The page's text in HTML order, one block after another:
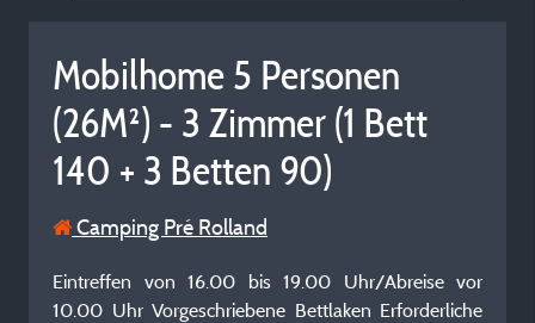
Mobilhome 5 Personen
(26M²) - 3 Zimmer (1 Bett
140 + 3 Betten 90)
Camping Pré Rolland
Eintreffen von 16.00 bis 19.00 Uhr/Abreise vor
10.00 Uhr Vorgeschriebene Bettlaken Erforderliche